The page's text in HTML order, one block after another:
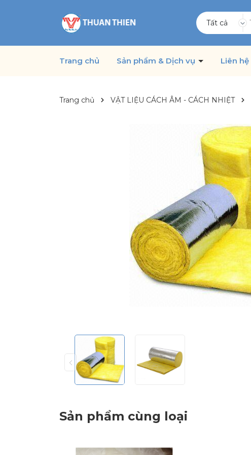
Tất cả
Trang chủ Sản phẩm & Dịch vụ Liên hệ
Trang chủ VẬT LIỆU CÁCH ÂM - CÁCH NHIỆT
Sản phẩm cùng loại